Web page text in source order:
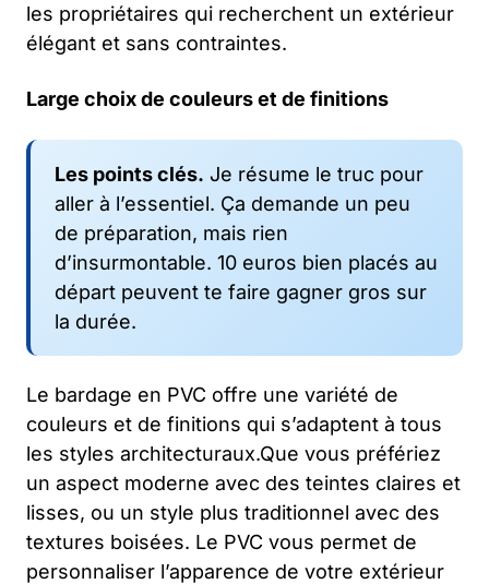
les propriétaires qui recherchent un extérieur
élégant et sans contraintes.
Large choix de couleurs et de finitions
Les points clés. Je résume le truc pour
aller à l’essentiel. Ça demande un peu
de préparation, mais rien
d’insurmontable. 10 euros bien placés au
départ peuvent te faire gagner gros sur
la durée.
Le bardage en PVC offre une variété de
couleurs et de finitions qui s’adaptent à tous
les styles architecturaux.Que vous préfériez
un aspect moderne avec des teintes claires et
lisses, ou un style plus traditionnel avec des
textures boisées. Le PVC vous permet de
personnaliser l’apparence de votre extérieur